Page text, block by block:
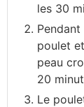
les 30
poulet
peau
20
Le